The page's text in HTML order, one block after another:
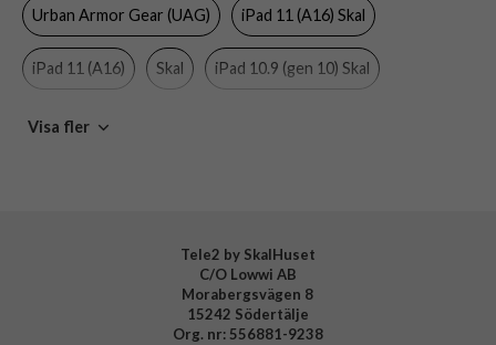
Färg Orange, Svart
Material Hårdplast (PC), Mjukplast (TPU)
Tillverkarens art nr
Urban Armor Gear (UAG) iPad 11 (A16) Skal
iPad 11 (A16) Skal iPad 10.9 (gen 10) Skal
iPad 10.9 (gen 10)
Visa fler
Tele2 by SkalHuset
C/O Lowwi AB
Morabergsvägen 8
15242 Södertälje
Org. nr: 556881-9238